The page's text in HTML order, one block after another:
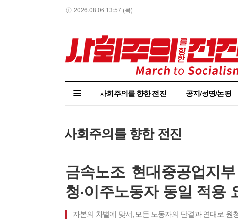
2026.08.06 13:57 (목)
사회주의를 향한 전진 공지/성명/논평
사회주의를 향한 전진
금속노조 현대중공업지
청·이주노동자 동일 적용
자본의 차별에 맞서, 모든 노동자의 단결과 연대로 원